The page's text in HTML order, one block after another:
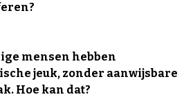
mensen hebben
jeuk, zonder aanwijsbare
Hoe kan dat?